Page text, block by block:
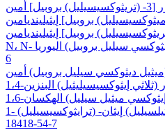
N، N- مكرر (3-تريميثوكسي سيليل بروبيل) اليوريا CAS: 18418-53-
6
1- (ترايثوكسيسيليل) -2- (ثنائي إيثوكسي ميثيلسيليل) إيثان CAS:
18418-54-7